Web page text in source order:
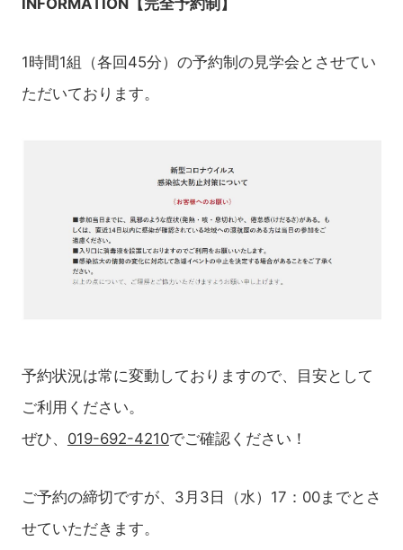
1時間1組（各回45分）の予約制の見学会とさせてい
ただいております。
予約状況は常に変動しておりますので、目安として
ご利用ください。
ぜひ、 019-692-4210でご確認ください！
ご予約の締切ですが、3月3日（水）17：00までとさ
せていただきます。